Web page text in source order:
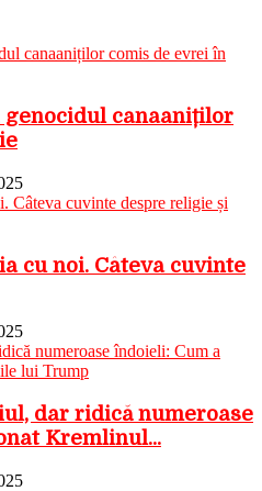
canaaniților
cu noi. Câteva cuvinte
dar ridică numeroase
Kremlinul...